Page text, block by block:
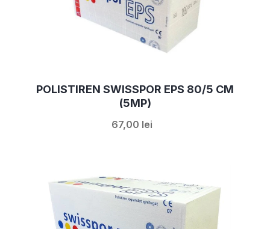
POLISTIREN SWISSPOR EPS 80/5 CM
(5MP)
67,00 lei